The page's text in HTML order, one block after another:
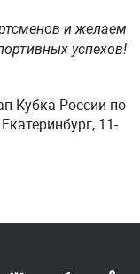
и желаем
успехов!
России по
11-